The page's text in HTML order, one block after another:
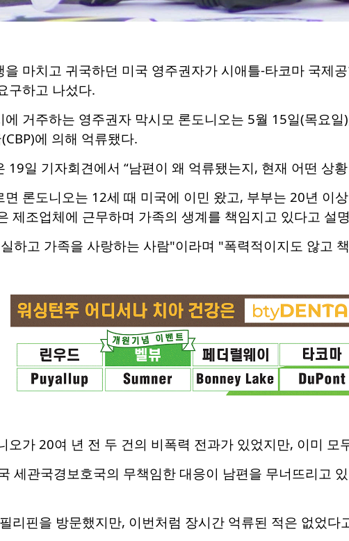
을 마치고 귀국하던 미국 영주권자가 시애틀-타코마 국제
구하고 나섰다.
에 거주하는 영주권자 막시모 론도니오는 5월 15일(목요
에 의해 억류됐다.
19일 기자회견에서 “남편이 왜 억류됐는지, 현재 어떤 상
면 론도니오는 12세 때 미국에 이민 왔고, 부부는 20년 이
제조업체에 근무하며 가족의 생계를 책임지고 있다고 설
하고 가족을 사랑하는 사람"이라며 "폭력적이지도 않고
오가 20여 년 전 두 건의 비폭력 전과가 있었지만, 이미 모
세관국경보호국의 무책임한 대응이 남편을 무너뜨리고
리핀을 방문했지만, 이번처럼 장시간 억류된 적은 없었다